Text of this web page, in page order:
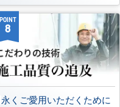
POINT
8
永くご愛用いただくために